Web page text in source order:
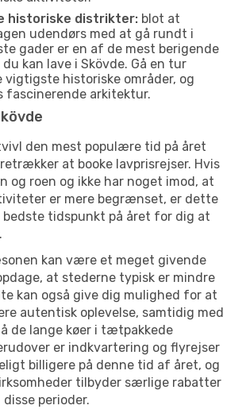
historiske distrikter: blot at
udendørs med at gå rundt i
gader er en af de mest berigende
kan lave i Skövde. Gå en tur
vigtigste historiske områder, og
fascinerende arkitektur.
den mest populære tid på året
at booke lavprisrejser. Hvis
og roen og ikke har noget imod, at
er mere begrænset, er dette
tidspunkt på året for dig at
kan være et meget givende
at stederne typisk er mindre
kan også give dig mulighed for at
autentisk oplevelse, samtidig med
de lange køer i tætpakkede
er indkvartering og flyrejser
billigere på denne tid af året, og
tilbyder særlige rabatter
perioder.